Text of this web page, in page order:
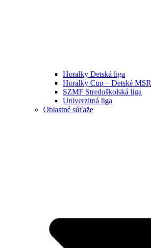
Horalky Detská liga
Horalky Cup – Detské MSR
SZMF Stredoškolská liga
Univerzitná liga
Oblastné súťaže